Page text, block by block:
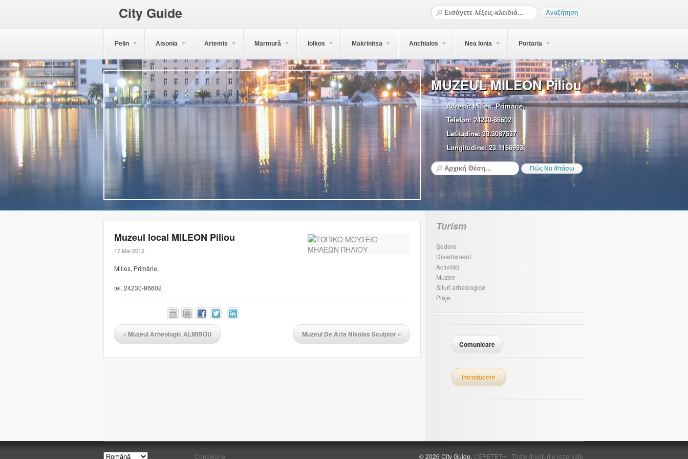
City Guide
Pelin Aisonia Artemis Marmură Iolkos Makrinitsa Anchialos Nea Ionia Portaria
MUZEUL MILEON Piliou
Adresă:Milies, Primărie,
Telefon:24230-86602
Latitudine:39.3087537
Longitudine:23.1166993
Muzeul local MILEON Piliou
17 Mai 2012
Milies, Primărie,
tel. 24230-86602
« Muzeul Arheologic ALMIROU Muzeul De Arta Nikolas Sculptor »
Turism
Ședere
Divertisment
Activități
Muzee
Situri arheologice
Plaje
Comunicare
Introducere
Conexiune © 2026 City Guide. CERETETH - Toate drepturile rezervate.